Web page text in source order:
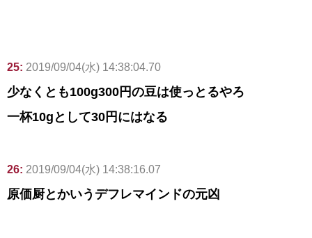
25: 2019/09/04(水) 14:38:04.70
少なくとも100g300円の豆は使っとるやろ
一杯10gとして30円にはなる
26: 2019/09/04(水) 14:38:16.07
原価厨とかいうデフレマインドの元凶